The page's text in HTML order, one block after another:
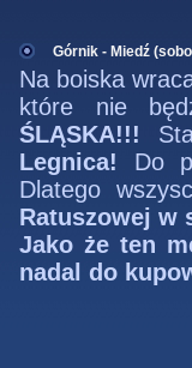
Górnik - Miedź
Na boiska
które nie
ŚLĄSKA!!!
Legnica! Do
Dlatego
Ratuszowej w
Jako że ten
nadal do